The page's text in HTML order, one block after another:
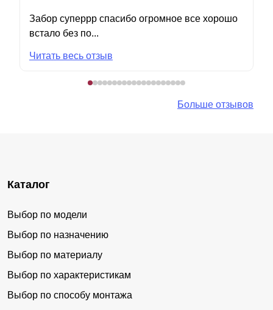
Забор суперрр спасибо огромное все хорошо
встало без по...
Читать весь отзыв
Больше отзывов
Каталог
Выбор по модели
Выбор по назначению
Выбор по материалу
Выбор по характеристикам
Выбор по способу монтажа